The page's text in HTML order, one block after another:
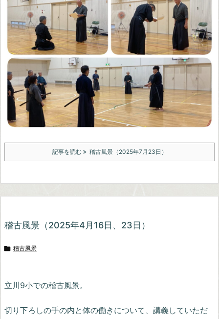
記事を読む 稽古風景（2025年7月23日）
稽古風景（2025年4月16日、23日）
 稽古風景
立川9小での稽古風景。
切り下ろしの手の内と体の働きについて、講義していただ